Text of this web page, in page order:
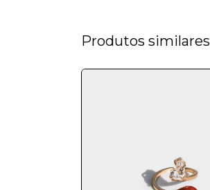
Produtos similares